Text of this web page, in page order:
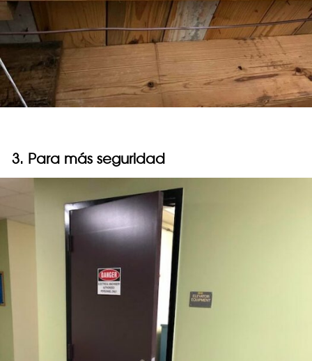
3. Para más seguridad